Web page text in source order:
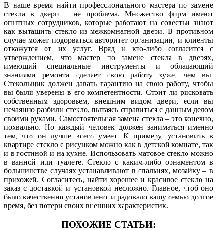
В наше время найти профессионального мастера по замене
стекла в двери – не проблема. Множество фирм имеют
опытных сотрудников, которые работают на совестьи знают
как вытащить стекло из межкомнатной двери. В противном
случае может подорваться авторитет организации, и клиенты
откажутся от их услуг. Вряд и кто-либо согласится с
утверждением, что мастер по замене стекла в дверях,
имеющий специальные инструменты и обладающий
знаниями ремонта сделает свою работу хуже, чем вы.
Стекольщик должен давать гарантию на свою работу, чтобы
вы были уверены в его компетентности. Стоит ли рисковать
собственным здоровьем, внешним видом двери, если вы
нечаянно разбили стекло, пытаясь справиться с данным делом
своими руками. Самостоятельная замена стекла – это конечно,
похвально. Но каждый человек должен заниматься именно
тем, что он лучше всего умеет. К примеру, установить в
квартире стекло с рисунком можно как в детской комнате, так
и в гостиной и на кухне. Использовать матовое стекло можно
в ванной или туалете. Стекло с каким-либо орнаментом в
большинстве случаях устанавливают в спальнях, мозайку – в
прихожей. Согласитесь, найти хорошее и красивое стекло на
заказ с доставкой и установкой несложно. Главное, чтоб оно
было качественно установлено, и радовало вашу семью долгое
время, без потери своих внешних характеристик.
ПОХОЖИЕ СТАТЬИ: